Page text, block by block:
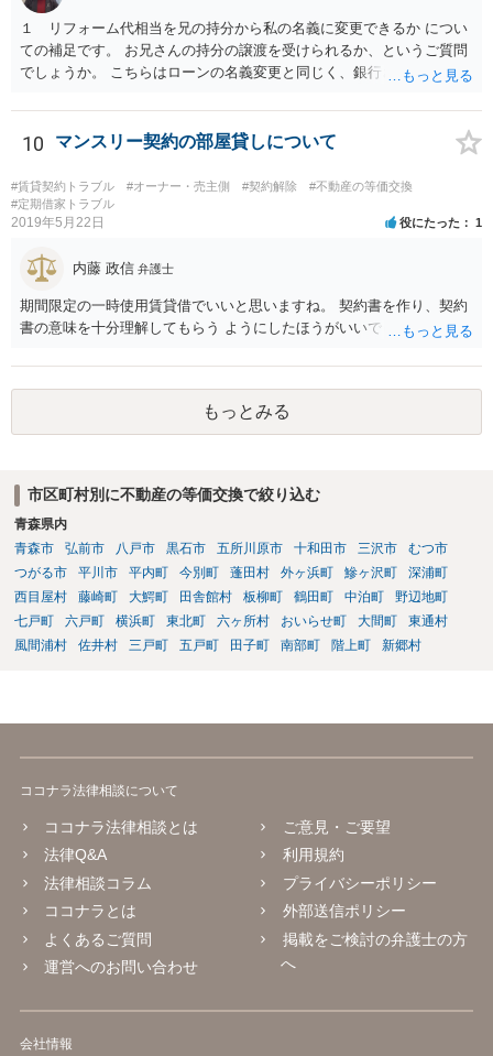
１ リフォーム代相当を兄の持分から私の名義に変更できるか につい
ての補足です。 お兄さんの持分の譲渡を受けられるか、というご質問
でしょうか。 こちらはローンの名義変更と同じく、銀行さんの承諾が
さい。
10 マンスリー契約の部屋貸しについて
#賃貸契約トラブル #オーナー・売主側 #契約解除
#不動産の等価交換
#定期借家トラブル
2019年5月22日 役にたった 1
内藤 政信 弁護士
期間限定の一時使用賃貸借でいいと思いますね。 契約書を作り、契約
書の意味を十分理解してもらう ようにしたほうがいいでしょう。
もっとみる
市区町村別に不動産の等価交換で絞り込む
青森県内
青森市
弘前市 八戸市 黒石市 五所川原市 十和田市 三沢市
むつ市
つがる市
平川市 平内町 今別町 蓬田村 外ヶ浜町 鰺ヶ沢町
深浦町
西目屋村
藤崎町 大鰐町 田舎館村 板柳町 鶴田町 中泊町
野辺地町
七戸町
六戸町 横浜町 東北町 六ヶ所村 おいらせ町 大間町
東通村
風間浦村
佐井村 三戸町 五戸町 田子町 南部町 階上町 新郷村
ココナラ法律相談について
ココナラ法律相談とは
法律Q&A
法律相談コラム
ココナラとは
よくあるご質問
運営へのお問い合わせ
ご意見・ご要望
利用規約
プライバシーポリシー
外部送信ポリシー
掲載をご検討の弁護士の方
へ
会社情報